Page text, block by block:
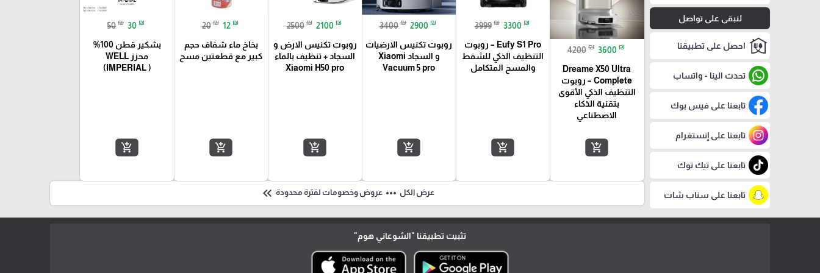
لنبقى على تواصل
احصل على تطبيقنا
تحدث الينا - واتساب
تابعنا على فيس بوك
تابعنا على إنستغرام
تابعنا على تيك توك
تابعنا على سناب شات
4200 ₪ 3600 ₪
Dreame X50 Ultra
Complete – روبوت
التنظيف الذكي الأقوى
بتقنية الذكاء
الاصطناعي
add_shopping_cart
3999 ₪ 3300 ₪
Eufy S1 Pro – روبوت
التنظيف الذكي للشفط
والمسح المتكامل
add_shopping_cart
3400 ₪ 2900 ₪
روبوت تكنيس الارضيات
و السجاد Xiaomi
Vacuum 5 pro
add_shopping_cart
2500 ₪ 2100 ₪
روبوت تكنيس الارض و
السجاد + تنظيف بالماء
Xiaomi H50 pro
add_shopping_cart
20 ₪ 12 ₪
بخاخ ماء شفاف حجم
كبير مع قطعتين مسح
add_shopping_cart
50 ₪ 30 ₪
بشكير قطن 100%
محزز WELL
(IMPERIAL )
add_shopping_cart
عرض الكل more_horiz عروض وخصومات لفترة محدودة keyboard_double_arrow_left
تثبيت تطبيقنا "الشوعاني هوم"